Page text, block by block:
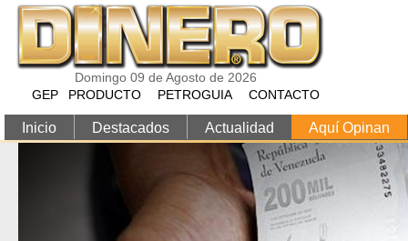
Domingo 09 de Agosto de 2026
GEP
PRODUCTO PETROGUIA CONTACTO
Inicio Destacados Actualidad Aquí Opinan